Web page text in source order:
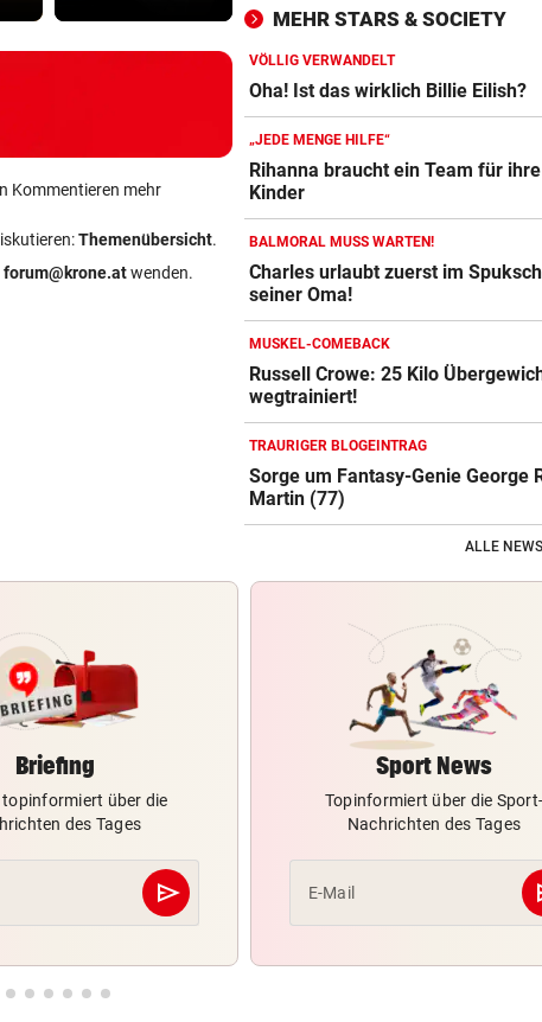
Kommentieren mehr
Themenübersicht.
forum@krone.atwenden.
Madrid bis 2032
UKRAINISCHER ANGRIFF? vor 6
Vor Oman havarierter
Ölkatastrophe droht
„VERSTEHE ICH NICHT“
ÖFB-Kicker Wimmer packt
Morddrohungen aus
MEHR STARS & SOCIETY
VÖLLIG VERWANDELT
Oha! Ist das wirklich Billie Eilish?
„JEDE MENGE HILFE“
Rihanna braucht ein Team für
Kinder
BALMORAL MUSS WARTEN!
Charles urlaubt zuerst im
seiner Oma!
MUSKEL-COMEBACK
Russell Crowe: 25 Kilo
wegtrainiert!
TRAURIGER BLOGEINTRAG
Sorge um Fantasy-Genie George
Martin (77)
ALLE
Briefing
topinformiert über die
des Tages
send
Abschicken
Sport News
Topinformiert über die Sport-
Nachrichten des Tages
E-Mail